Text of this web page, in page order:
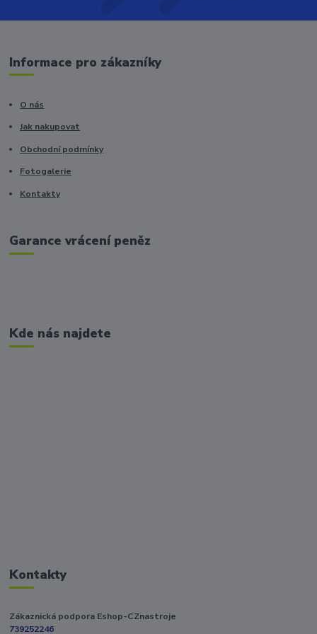
Informace pro zákazníky
O nás
Jak nakupovat
Obchodní podmínky
Fotogalerie
Kontakty
Garance vrácení peněz
Kde nás najdete
Kontakty
Zákaznická podpora Eshop-CZnastroje
739252246